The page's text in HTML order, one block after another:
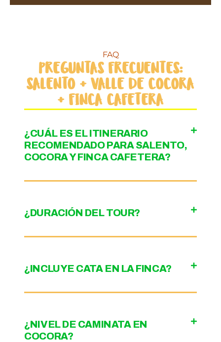
o
FAQ
PREGUNTAS FRECUENTES:
SALENTO + VALLE DE COCORA
+ FINCA CAFETERA
¿CUÁL ES EL ITINERARIO
RECOMENDADO PARA SALENTO,
COCORA Y FINCA CAFETERA?
¿DURACIÓN DEL TOUR?
¿INCLUYE CATA EN LA FINCA?
¿NIVEL DE CAMINATA EN
COCORA?